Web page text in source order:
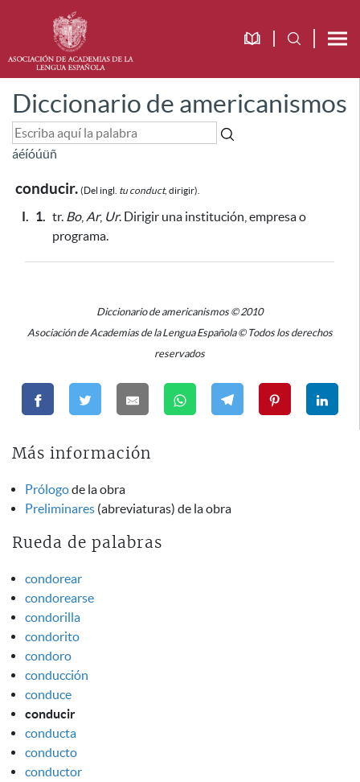
Diccionario de americanismos
áéíóúüñ
conducir. (Del ingl. tu conduct, dirigir).
I. 1. tr. Bo, Ar, Ur. Dirigir una institución, empresa o
programa.
Diccionario de americanismos © 2010
Asociación de Academias de la Lengua Española © Todos los derechos
reservados
Más información
Prólogode la obra
Preliminares (abreviaturas) de la obra
Rueda de palabras
condorear
condorearse
condorilla
condorito
condoro
conducción
conduce
conducir
conducta
conducto
conductor